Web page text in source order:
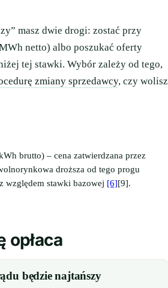
masz dwie drogi: zostać przy
netto) albo poszukać oferty
tej stawki. Wybór zależy od tego,
zmiany sprzedawcy, czy wolisz
brutto) – cena zatwierdzana przez
droższa od tego progu
względem stawki bazowej [6][9].
będzie najtańszy